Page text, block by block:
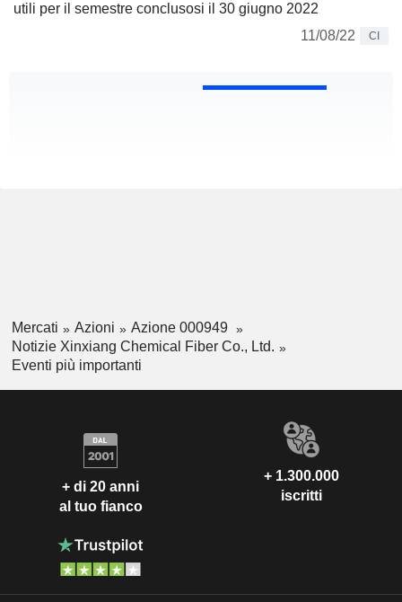
utili per il semestre conclusosi il 30 giugno 2022
11/08/22
CI
Mercati Azioni
Azione 000949
Notizie Xinxiang Chemical Fiber Co., Ltd.
Eventi più importanti
+ di 20 anni
al tuo fianco
+ 1.300.000
iscritti